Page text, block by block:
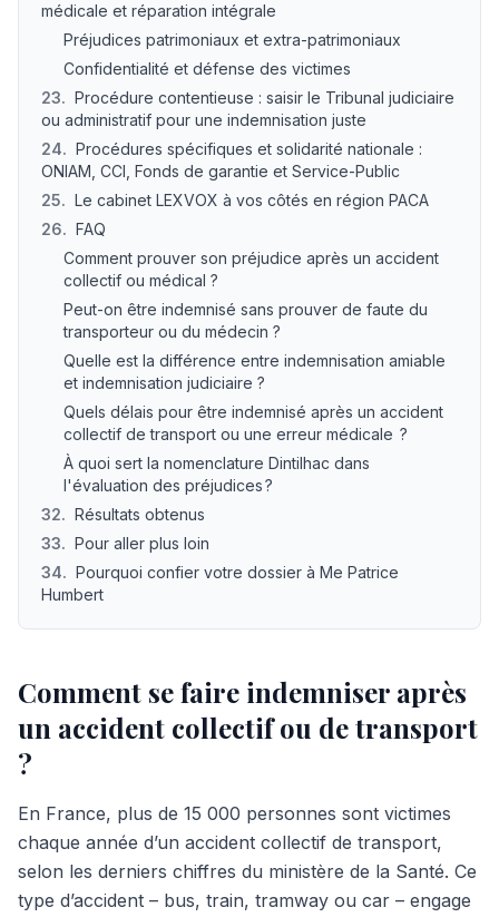
médicale et réparation intégrale
Préjudices patrimoniaux et extra-patrimoniaux
Confidentialité et défense des victimes
23. Procédure contentieuse : saisir le Tribunal judiciaire
ou administratif pour une indemnisation juste
24. Procédures spécifiques et solidarité nationale :
ONIAM, CCI, Fonds de garantie et Service-Public
25. Le cabinet LEXVOX à vos côtés en région PACA
26. FAQ
Comment prouver son préjudice après un accident
collectif ou médical ?
Peut-on être indemnisé sans prouver de faute du
transporteur ou du médecin ?
Quelle est la différence entre indemnisation amiable
et indemnisation judiciaire ?
Quels délais pour être indemnisé après un accident
collectif de transport ou une erreur médicale ?
À quoi sert la nomenclature Dintilhac dans
l'évaluation des préjudices ?
32. Résultats obtenus
33. Pour aller plus loin
34. Pourquoi confier votre dossier à Me Patrice
Humbert
Comment se faire indemniser après
un accident collectif ou de transport
?
En France, plus de 15 000 personnes sont victimes
chaque année d’un accident collectif de transport,
selon les derniers chiffres du ministère de la Santé. Ce
type d’accident – bus, train, tramway ou car – engage